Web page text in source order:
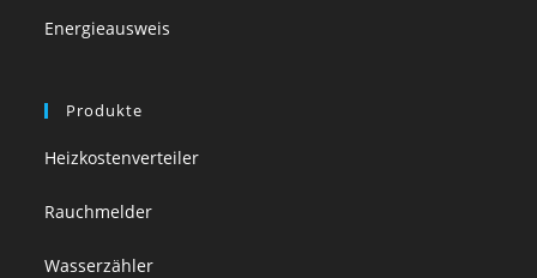
Energieausweis
Produkte
Heizkostenverteiler
Rauchmelder
Wasserzähler